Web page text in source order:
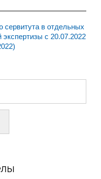
сервитута в отдельных
с 20.07.2022